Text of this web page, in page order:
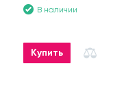
В наличии
Купить